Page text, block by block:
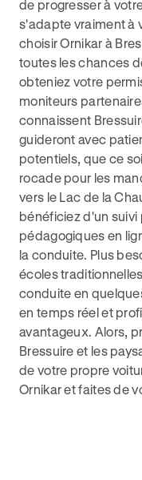
de progresser à
s'adapte vraiment à
choisir Ornikar à
toutes les chances
obteniez votre
moniteurs
connaissent
guideront avec
potentiels, que ce
rocade pour les
vers le Lac de la
bénéficiez d'un
pédagogiques en
la conduite. Plus
écoles
conduite en
en temps réel et
avantageux. Alors,
Bressuire et les
de votre propre
Ornikar et faites de